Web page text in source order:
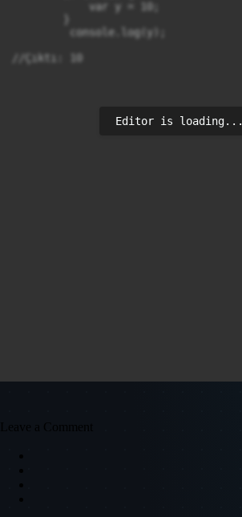
            var y = 10;
         console.log(y);
//Çıktı: 10
Editor is loading...
Leave a Comment